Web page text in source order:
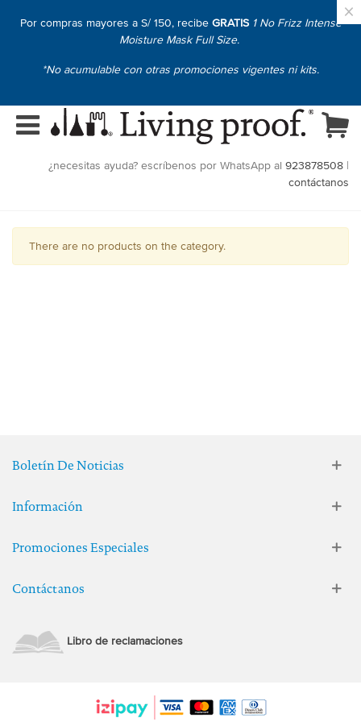
Por compras mayores a S/ 150, recibe GRATIS 1 No Frizz Intense
Moisture Mask Full Size.
*No acumulable con otras promociones vigentes ni kits.
×
¿necesitas ayuda? escríbenos por WhatsApp al 923878508 |
contáctanos
There are no products on the category.
Boletín De Noticias
Promociones Especiales
Información
Contáctanos
Libro de reclamaciones